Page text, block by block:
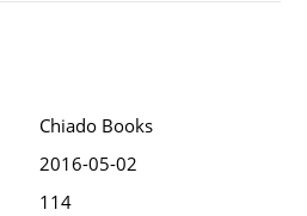
Chiado Books
2016-05-02
114